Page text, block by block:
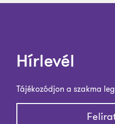
Hírlevél
Tájékozódjon a szakma